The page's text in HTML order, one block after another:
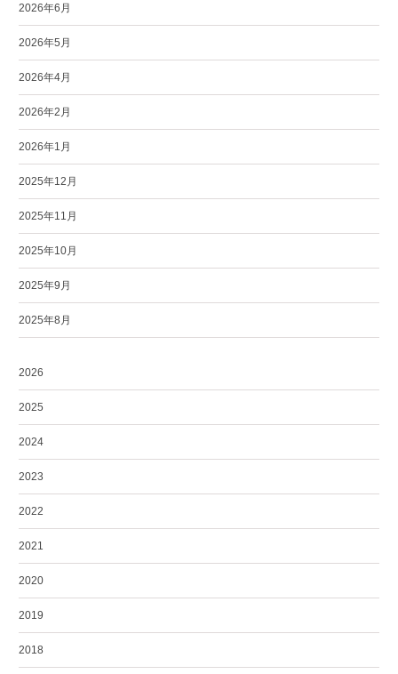
2026年6月
2026年5月
2026年4月
2026年2月
2026年1月
2025年12月
2025年11月
2025年10月
2025年9月
2025年8月
2026
2025
2024
2023
2022
2021
2020
2019
2018